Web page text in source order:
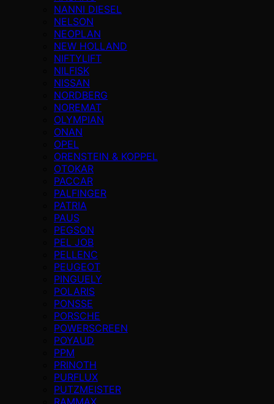
NANNI DIESEL
NELSON
NEOPLAN
NEW HOLLAND
NIFTYLIFT
NILFISK
NISSAN
NORDBERG
NOREMAT
OLYMPIAN
ONAN
OPEL
ORENSTEIN & KOPPEL
OTOKAR
PACCAR
PALFINGER
PATRIA
PAUS
PEGSON
PEL JOB
PELLENC
PEUGEOT
PINGUELY
POLARIS
PONSSE
PORSCHE
POWERSCREEN
POYAUD
PPM
PRINOTH
PURFLUX
PUTZMEISTER
RAMMAX